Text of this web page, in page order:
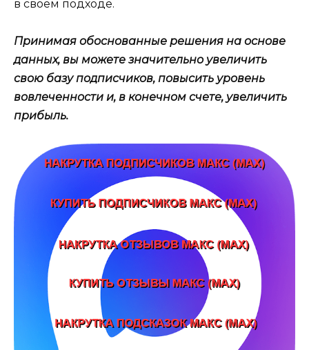
в своем подходе.
Принимая обоснованные решения на основе
данных, вы можете значительно увеличить
свою базу подписчиков, повысить уровень
вовлеченности и, в конечном счете, увеличить
прибыль.